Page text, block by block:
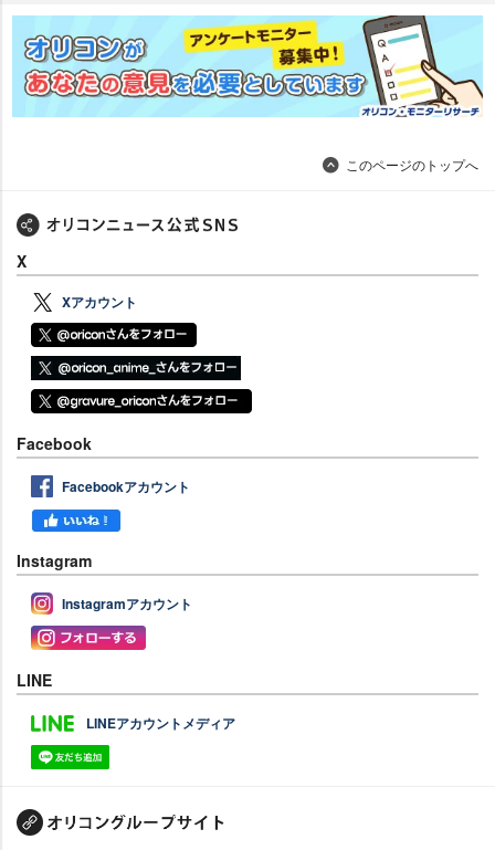
このページのトップへ
X
Xアカウント
Facebook
Facebookアカウント
Instagram
Instagramアカウント
LINE
LINEアカウントメディア